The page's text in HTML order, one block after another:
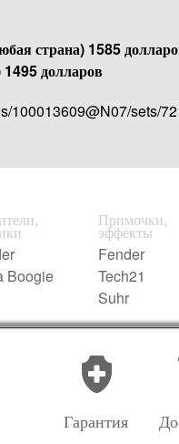
страна) 1585
долларов
100013609@N07/sets/
Boogie
Примочки,
эффекты
Fender
Tech21
Suhr
Гарантия